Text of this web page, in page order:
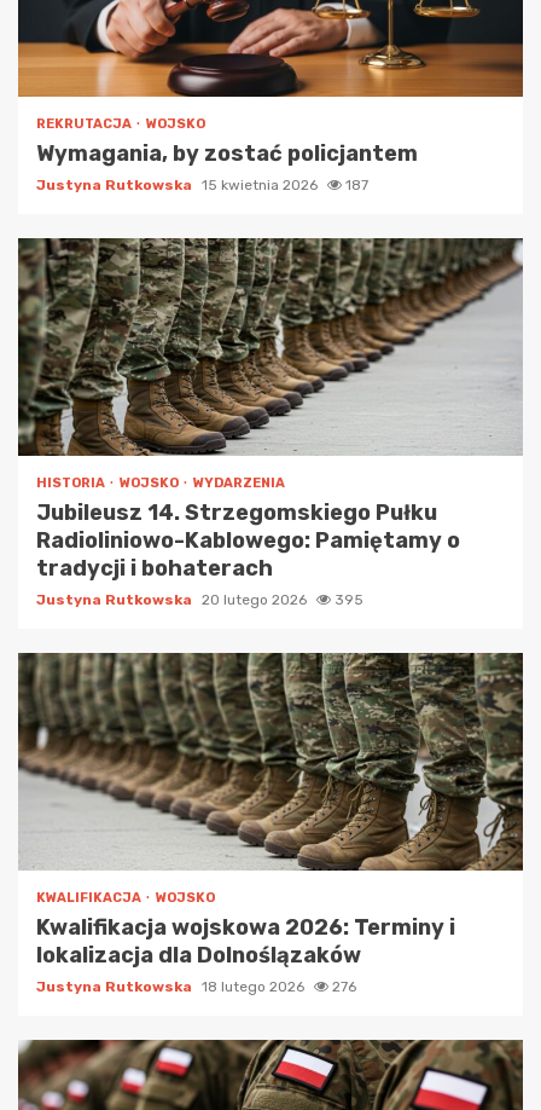
REKRUTACJA WOJSKO
Wymagania, by zostać policjantem
Justyna Rutkowska 15 kwietnia 2026 187
HISTORIA WOJSKO WYDARZENIA
Jubileusz 14. Strzegomskiego Pułku
Radioliniowo-Kablowego: Pamiętamy o
tradycji i bohaterach
Justyna Rutkowska 20 lutego 2026 395
KWALIFIKACJA WOJSKO
Kwalifikacja wojskowa 2026: Terminy i
lokalizacja dla Dolnoślązaków
Justyna Rutkowska 18 lutego 2026 276